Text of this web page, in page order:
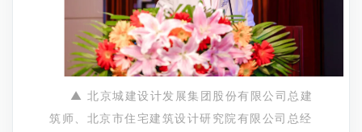
▲ 北京城建设计发展集团股份有限公司总建
筑师、北京市住宅建筑设计研究院有限公司总经